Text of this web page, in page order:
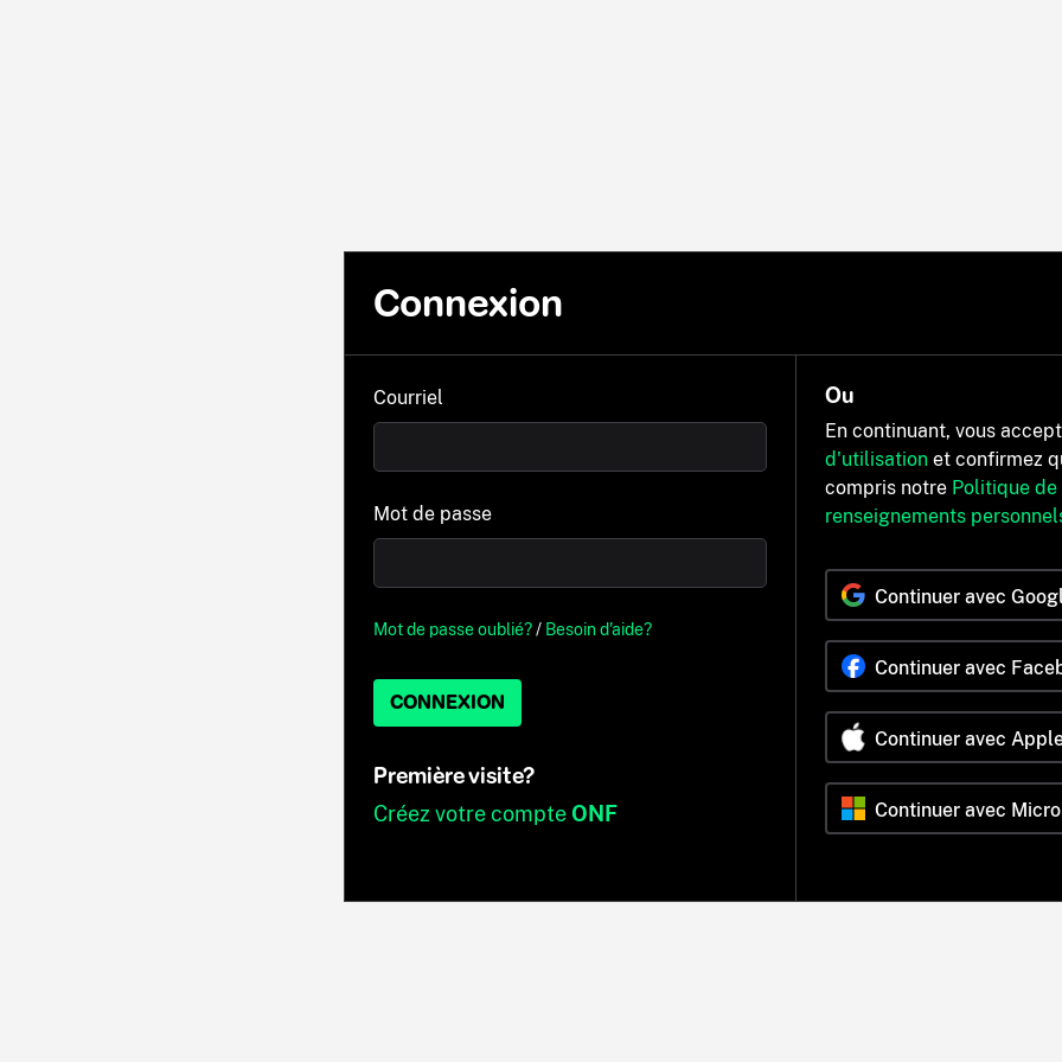
Connexion
Courriel
Mot de passe
Mot de passe oublié?/ Besoin d'aide?
CONNEXION
Première visite?
Créez votre compteONF
Ou
En continuant, vous
d'utilisation et confirmez
compris notre Politique
renseignements
Continuer avec
Continuer avec
Continuer avec
Continuer avec